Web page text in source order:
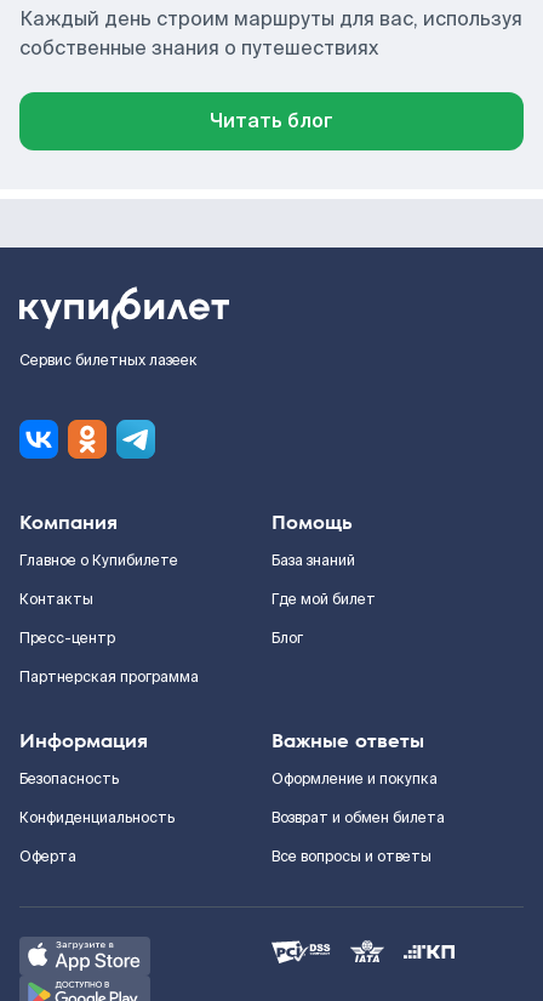
Каждый день строим маршруты для вас, используя
собственные знания о путешествиях
Читать блог
Сервис билетных лазеек
Компания
Главное о Купибилете
Контакты
Пресс-центр
Партнерская программа
Помощь
База знаний
Где мой билет
Блог
Информация
Безопасность
Конфиденциальность
Оферта
Важные ответы
Оформление и покупка
Возврат и обмен билета
Все вопросы и ответы